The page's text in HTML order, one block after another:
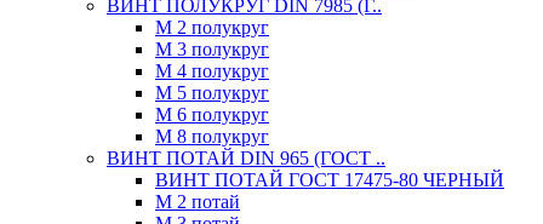
ВИНТ ПОЛУКРУГ DIN 7985 (Г..
М 2 полукруг
М 3 полукруг
М 4 полукруг
М 5 полукруг
М 6 полукруг
М 8 полукруг
ВИНТ ПОТАЙ DIN 965 (ГОСТ ..
ВИНТ ПОТАЙ ГОСТ 17475-80 ЧЕРНЫЙ
М 2 потай